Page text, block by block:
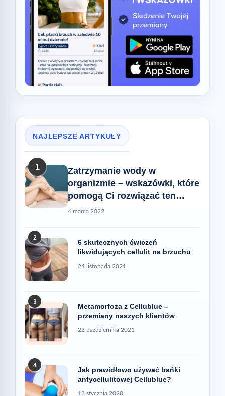
NAJLEPSZE ARTYKUŁY
1
Zatrzymanie wody w
organizmie – wskazówki, które
pomogą Ci rozwiązać ten
problem
4 marca 2022
2
6 skutecznych ćwiczeń
likwidujących cellulit na brzuchu
24 listopada 2021
3
Metamorfoza z Cellublue –
przemiany naszych klientów
22 października 2021
4
Jak prawidłowo używać bańki
antycellulitowej Cellublue?
13 stycznia 2020